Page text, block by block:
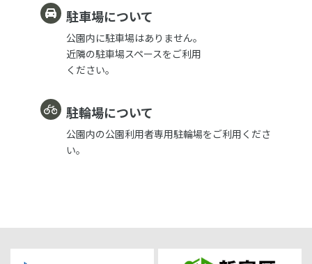
駐車場について
公園内に駐車場はありません。
近隣の駐車場スペースをご利用
ください。
駐輪場について
公園内の公園利用者専用駐輪場をご利用くださ
い。